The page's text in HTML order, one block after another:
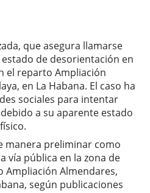
que asegura llamarse
de desorientación en
el reparto Ampliación
en La Habana. El caso ha
sociales para intentar
a su aparente estado
manera preliminar como
vía pública en la zona de
Ampliación Almendares,
según publicaciones